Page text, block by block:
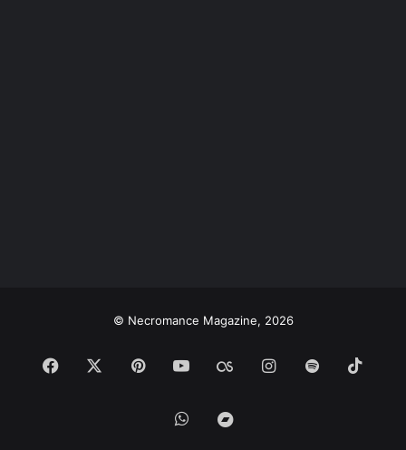
© Necromance Magazine, 2026
Facebook PinterestYouTubeLast.FMInstagram
Spotify
WhatsAppBandcamp